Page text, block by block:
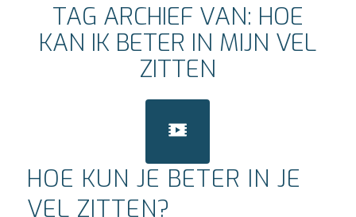
TAG ARCHIEF VAN: HOE
KAN IK BETER IN MIJN VEL
ZITTEN
HOE KUN JE BETER IN JE
VEL ZITTEN?